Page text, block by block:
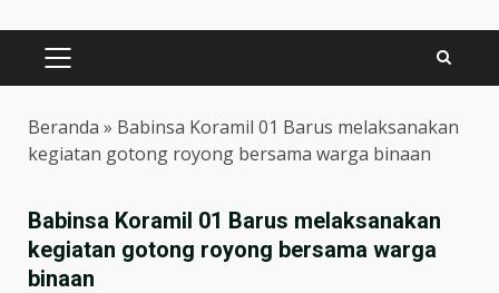
PRIMARY
MENU
Beranda » Babinsa Koramil 01 Barus melaksanakan
kegiatan gotong royong bersama warga binaan
Babinsa Koramil 01 Barus melaksanakan
kegiatan gotong royong bersama warga
binaan